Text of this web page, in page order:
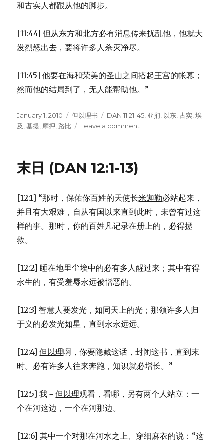
和古实人都跟从他的脚步。
[11:44] 但从东方和北方必有消息传来扰乱他，他就大
发烈怒出去，要将许多人杀灭净尽。
[11:45] 他要在海和荣美的圣山之间搭起王宫的帐幕；
然而他的结局到了，无人能帮助他。”
Posted
on
January 1, 2010 Categories
但以理书 Tags
DAN 11:21-45 亚扪 以东 ,古实 ,埃
及 ,基提 摩押 路比 Leave a comment
11:21-
45)
末日 (DAN 12:1-13)
[12:1] “那时，保佑你百姓的天使长米迦勒必站起来，
并且有大艰难，自从有国以来直到此时，未曾有过这
样的事。那时，你的百姓凡记录在册上的，必得拯
救。
[12:2] 睡在地里尘埃中的必有多人醒过来；其中有得
永生的，有受羞辱永远被憎恶的。
[12:3] 智慧人要发光，如同天上的光；那领许多人归
于义的必发光如星，直到永永远远。
[12:4]但以理啊，你要隐藏这话，封闭这书，直到末
时。必有许多人往来奔跑，知识就必增长。”
[12:5] 我－但以理观看，看哪，另有两个人站立：一
个在河这边，一个在河那边。
[12:6] 其中一个对那在河水之上、穿细麻衣的说：“这